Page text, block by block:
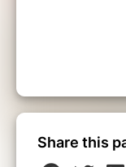
Share this